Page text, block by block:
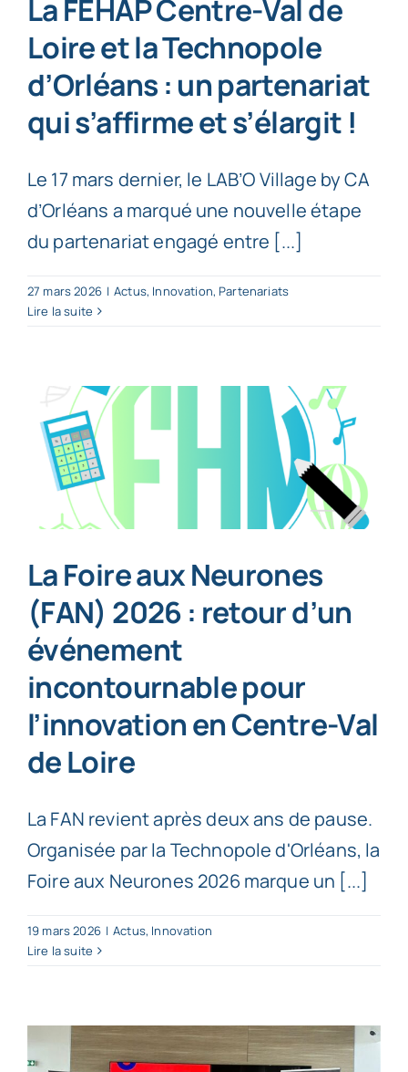
La FEHAP Centre-Val de
Loire et la Technopole
d’Orléans : un partenariat
qui s’affirme et s’élargit !
Le 17 mars dernier, le LAB’O Village by CA
d’Orléans a marqué une nouvelle étape
du partenariat engagé entre [...]
27 mars 2026 | Actus, Innovation, Partenariats
Lire la suite
La Foire aux Neurones
(FAN) 2026 : retour d’un
événement
incontournable pour
l’innovation en Centre-Val
de Loire
La FAN revient après deux ans de pause.
Organisée par la Technopole d'Orléans, la
Foire aux Neurones 2026 marque un [...]
19 mars 2026 | Actus, Innovation
Lire la suite